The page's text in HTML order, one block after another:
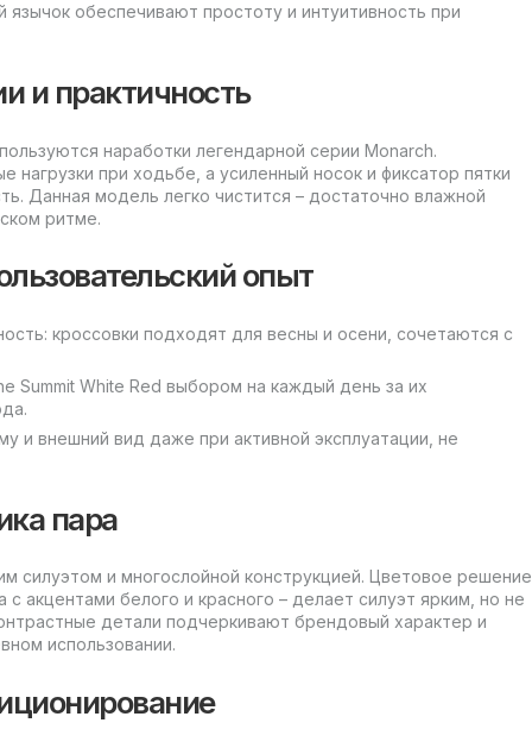
язычок обеспечивают простоту и интуитивность при
и практичность
наработки легендарной серии Monarch.
нагрузки при ходьбе, а усиленный носок и фиксатор пятки
Данная модель легко чистится – достаточно влажной
ритме.
опыт
кроссовки подходят для весны и осени, сочетаются с
Summit White Red выбором на каждый день за их
и внешний вид даже при активной эксплуатации, не
пара
силуэтом и многослойной конструкцией. Цветовое решение
акцентами белого и красного – делает силуэт ярким, но не
детали подчеркивают брендовый характер и
использовании.